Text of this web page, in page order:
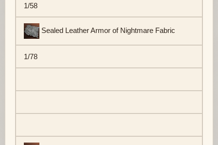
1/58
Sealed Leather Armor of Nightmare Fabric
1/78